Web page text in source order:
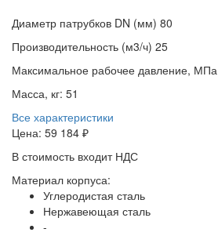
Диаметр патрубков DN (мм) 80
Производительность (м3/ч) 25
Максимальное рабочее давление, МПа
Масса, кг: 51
Все характеристики
Цена: 59 184 ₽
В стоимость входит НДС
Материал корпуса:
Углеродистая сталь
Нержавеющая сталь
-